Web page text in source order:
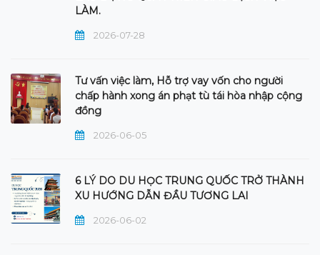
LÀM.
2026-07-28
Tư vấn việc làm, Hỗ trợ vay vốn cho người
chấp hành xong án phạt tù tái hòa nhập cộng
đồng
2026-06-05
6 LÝ DO DU HỌC TRUNG QUỐC TRỞ THÀNH
XU HƯỚNG DẪN ĐẦU TƯƠNG LAI
2026-06-02